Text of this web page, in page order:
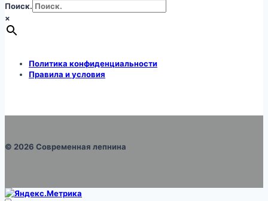
Поиск.
×
Политика конфиденциальности
Правила и условия
© 2026 Современная лепнина